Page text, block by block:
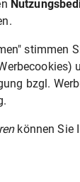
UND
stimmen
bzgl.
können Sie